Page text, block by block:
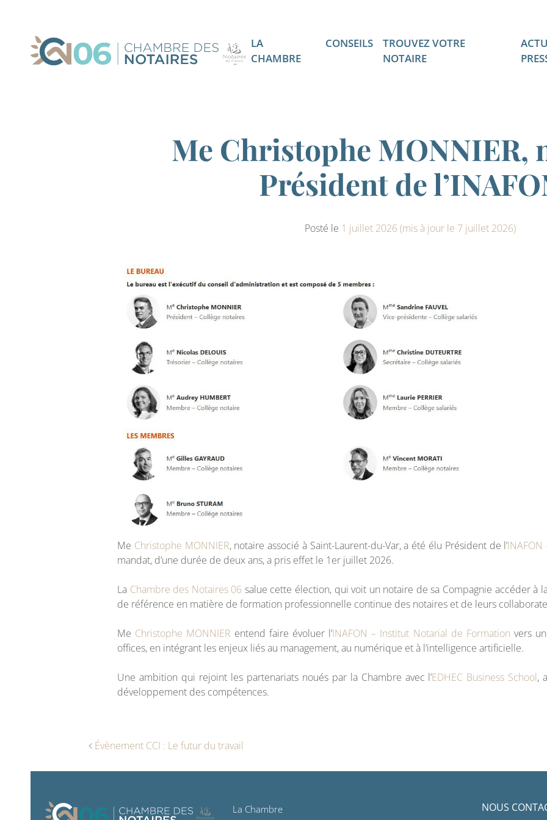
LA
CHAMBRE
CONSEILS
TROUVEZ VOTRE
NOTAIRE
Me Christophe MONNIER,
Président de
Posté le 1 juillet 2026(mis à jour le 7 juillet 2026)
Me Christophe MONNIER, notaire associé à Saint-Laurent-du-Var, a été élu Président de l’
mandat, d’une durée de deux ans, a pris effet le 1er juillet 2026.
La Chambre des Notaires 06 salue cette élection, qui voit un notaire de sa Compagnie accéder à
de référence en matière de formation professionnelle continue des notaires et de leurs
Me Christophe MONNIER entend faire évoluer l’INAFON – Institut Notarial de Formation vers
offices, en intégrant les enjeux liés au management, au numérique et à l’intelligence artificielle.
Une ambition qui rejoint les partenariats noués par la Chambre avec l’EDHEC Business School,
développement des compétences.
Navigation des articles
Évènement CCI : Le futur du travail
La Chambre
NOUS